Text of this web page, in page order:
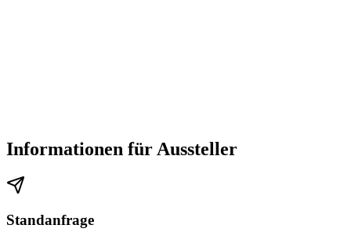
Informationen für Aussteller
Standanfrage